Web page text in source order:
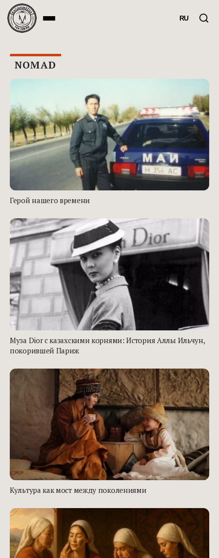
RU
NOMAD
Герой нашего времени
Муза Dior с казахскими корнями: История Аллы Ильчун,
покорившей Париж
Культура как мост между поколениями